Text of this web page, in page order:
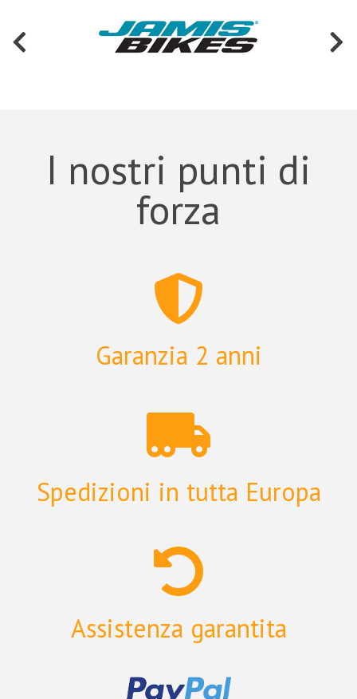
I nostri punti di
forza
Garanzia 2 anni
Spedizioni in tutta Europa
Assistenza garantita